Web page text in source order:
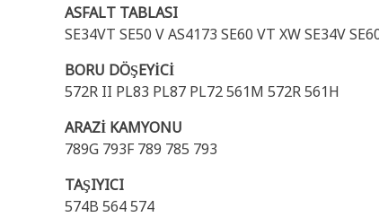
ASFALT TABLASI
SE34VT SE50 V AS4173 SE60 VT XW SE34V
BORU DÖŞEYİCİ
572R II PL83 PL87 PL72 561M 572R 561H
ARAZİ KAMYONU
789G 793F 789 785 793
TAŞIYICI
574B 564 574